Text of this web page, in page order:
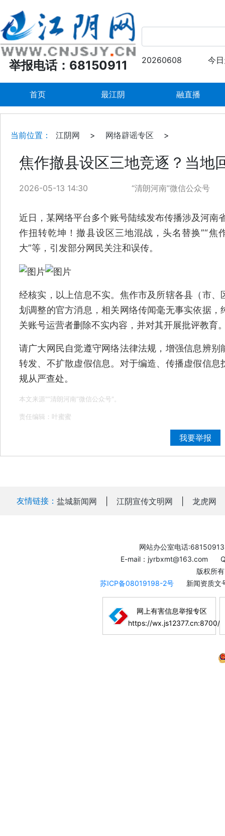
举报电话：68150911 20260608 今
首页 最江阴 融直播
当前位置： 江阴网 > 网络辟谣专区 >
焦作撤县设区三地竞逐？当地
2026-05-13 14:30 “清朗河南”微信公众号
近日，某网络平台多个账号陆续发布传播涉及河南
作扭转乾坤！撤县设区三地混战，头名替换”“焦
大”等，引发部分网民关注和误传。
经核实，以上信息不实。焦作市及所辖各县（市
划调整的官方消息，相关网络传闻毫无事实依据
关账号运营者删除不实内容，并对其开展批评教育
请广大网民自觉遵守网络法律法规，增强信息辨
转发、不扩散虚假信息。对于编造、传播虚假信
规从严查处。
本文来源"“清朗河南”微信公众号"。
责任编辑：叶蜜蜜
我要举报
友情链接： 盐城新闻网 江阴宣传文明网 龙虎网
网站办公室电话:68150913
E-mail：jyrbxmt@163.com
版权所
苏ICP备08019198-2号
新闻资质
网上有害信息举报专区
https://wx.js12377.cn:8700/